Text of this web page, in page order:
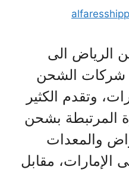
الى
شركات الشحن
وتقدم الكثير
المرتبطة بشحن
والمعدات
الإمارات، مقابل